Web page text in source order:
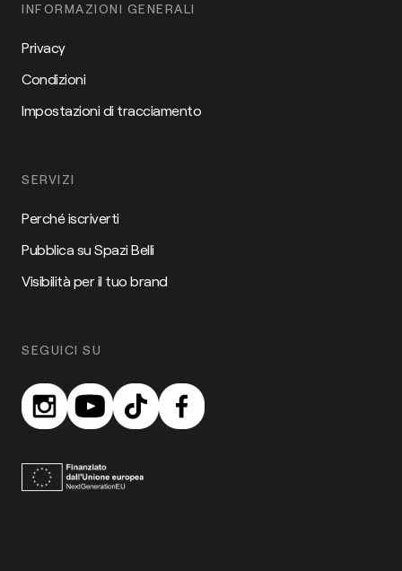
INFORMAZIONI GENERALI
Privacy
Condizioni
Impostazioni di tracciamento
SERVIZI
Perché iscriverti
Pubblica su Spazi Belli
Visibilità per il tuo brand
SEGUICI SU